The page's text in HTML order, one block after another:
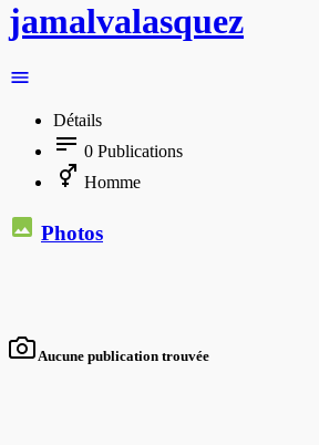
jamalvalasquez
Détails
0 Publications
Homme
Photos
Aucune publication trouvée